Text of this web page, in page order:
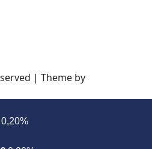
| Theme by
0,20%